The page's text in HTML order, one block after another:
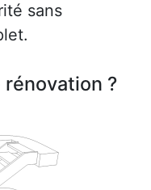
sans
rénovation ?